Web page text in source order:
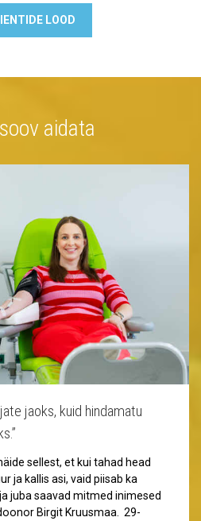
LOOD
aidata
jaoks, kuid hindamatu
sellest, et kui tahad head
ja kallis asi, vaid piisab ka
juba saavad mitmed inimesed
Birgit Kruusmaa. 29-